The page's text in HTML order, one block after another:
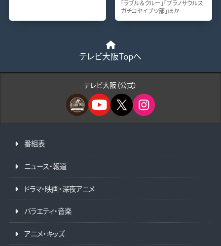
「ラブル＆クルー」「プラノサウルス
ガチコセイブツ部」ほか
テレビ大阪Topへ
テレビ大阪（公式）
番組表
ニュース・報道
ドラマ・映画・深夜アニメ
バラエティ・音楽
アニメ・キッズ